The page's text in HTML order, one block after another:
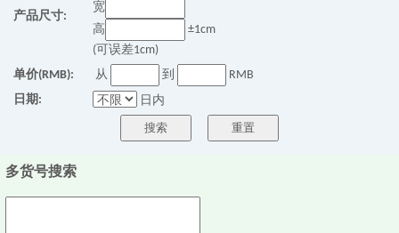
产品尺寸:
宽
高
±1cm
(可误差1cm)
单价(RMB):
从 到
RMB
日期:
日内
多货号搜索